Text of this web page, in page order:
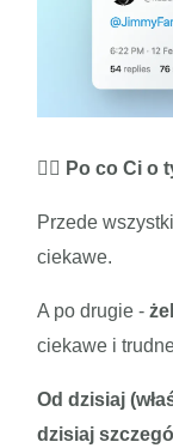
🕵️‍♂️ Po co Ci o
Przede
ciekawe.
A po drugie -
ciekawe i
Od dzisiaj
dzisiaj